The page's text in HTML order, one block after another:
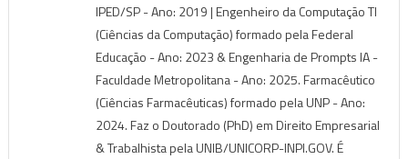
IPED/SP - Ano: 2019 | Engenheiro da Computação TI
(Ciências da Computação) formado pela Federal
Educação - Ano: 2023 & Engenharia de Prompts IA -
Faculdade Metropolitana - Ano: 2025. Farmacêutico
(Ciências Farmacêuticas) formado pela UNP - Ano:
2024. Faz o Doutorado (PhD) em Direito Empresarial
& Trabalhista pela UNIB/UNICORP-INPI.GOV. É